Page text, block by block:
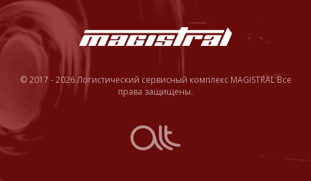
© 2017 - 2026 Логистический сервисный комплекс MAGISTRAL Все
права защищены.